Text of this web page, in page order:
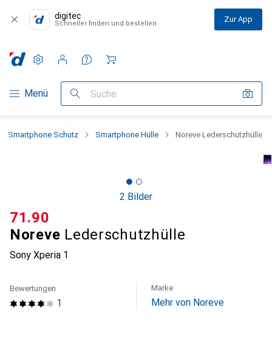
digitec
Schneller finden und bestellen Zur App
Navigation nach Kategorien
Menü Suche
Einstellungen
Kundenkonto
Vergleichslisten
Merklisten
Warenkorb
Smartphone Schutz Smartphone Hülle Noreve Lederschutzhülle
2 Bilder
Noreve Lederschutzhülle
Sony Xperia 1
CHF
71.90
1
Bewertungen Marke
Mehr von Noreve